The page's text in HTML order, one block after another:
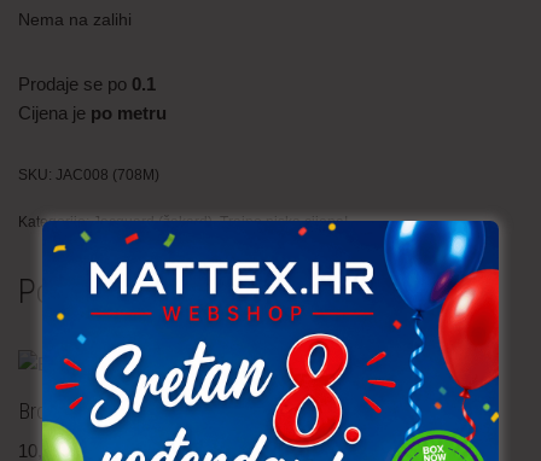
Nema na zalihi
Prodaje se po 0.1
Cijena je po metru
SKU: JAC008 (708M)
Kategorije:Jacquard (žakard),Trajno niska cijena!
Povezani proizvodi
Brokat – jacquard
10,90€ uključ. PDV po metru
Jacquard (žakard)
5,30€ uključ. PDV po metru